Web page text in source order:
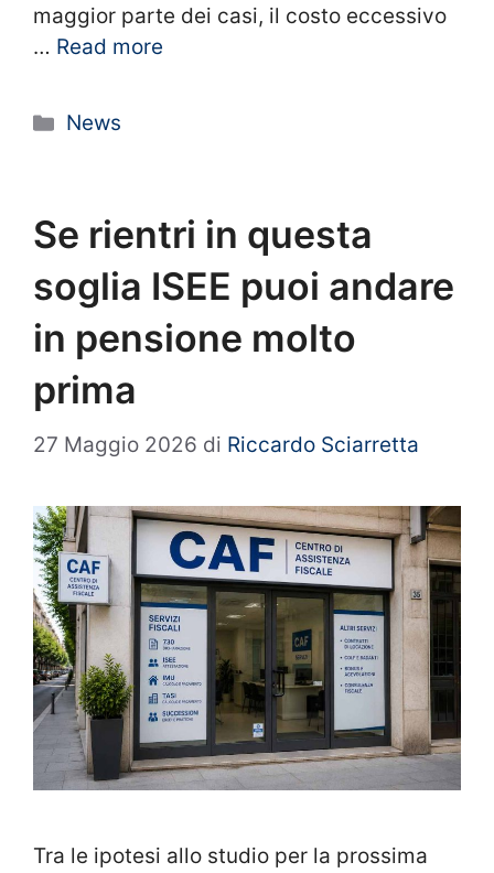
maggior parte dei casi, il costo eccessivo
… Read more
Categorie
News
Se rientri in questa
soglia ISEE puoi andare
in pensione molto
prima
27 Maggio 2026 di Riccardo Sciarretta
Tra le ipotesi allo studio per la prossima